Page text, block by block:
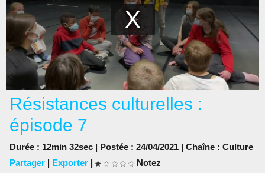
Résistances culturelles :
épisode 7
Durée : 12min 32sec | Postée : 24/04/2021 | Chaîne : Culture
Partager | Exporter |
Notez